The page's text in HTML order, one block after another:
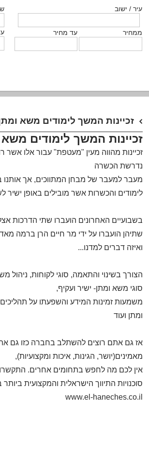
עיר / ישוב
ממחיר עד מחיר
עיר / ישוב
ממחיר עד מחיר
עיר / ישוב
ממחיר עד מחיר
עיר / ישוב
ממחיר עד מחיר
ממחיר
עיר / ישוב
מקומה עד קומה
עיר / ישוב
ממחיר עד מחיר
זכיינות המשך לימודים משא
זכיינות המשך לימודים משא
זכיינות מהווה מעין "מעטפת" עבור אלו אשר
נדרשת הכשרה
מעבר למעבר של מבחן המתווכים, אך אותנו
לימודים והכשרות אשר מובילים באופן ישיר
בשבועיים האחרונים הועברו שתי הדרכות
שתיהן הועברו על ידי מר חיים הרן ברמה מאד
ואיזה דברים למדנו...
הצורך בשינוי והתאמה, סוגי לקוחות, ניהול
סוגי משא ומתן- ישיר ועקיף,
משמעות זמינות המידע והשפעתו על
ומתן ועוד
אז גם אתם רוצים להשתלב בחברה כזו גם
מאמינים(יושר, הגינות, איכות ומקצועיות),
אין לכם מה לחפש בתחומים אחרים. התקשרו
סוכנויות התיווך הישראלית והמקצועית ביותר בישראל
www.el-haneches.co.il